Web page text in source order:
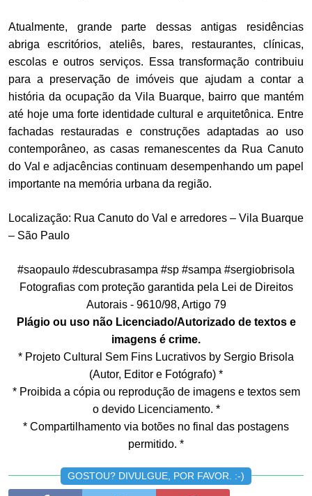
Atualmente, grande parte dessas antigas residências
abriga escritórios, ateliês, bares, restaurantes, clínicas,
escolas e outros serviços. Essa transformação contribuiu
para a preservação de imóveis que ajudam a contar a
história da ocupação da Vila Buarque, bairro que mantém
até hoje uma forte identidade cultural e arquitetônica. Entre
fachadas restauradas e construções adaptadas ao uso
contemporâneo, as casas remanescentes da Rua Canuto
do Val e adjacências continuam desempenhando um papel
importante na memória urbana da região.
Localização: Rua Canuto do Val e arredores – Vila Buarque
– São Paulo
#saopaulo #descubrasampa #sp #sampa #sergiobrisola
Fotografias com proteção garantida pela Lei de Direitos
Autorais - 9610/98, Artigo 79
Plágio ou uso não Licenciado/Autorizado de textos e
imagens é crime.
* Projeto Cultural Sem Fins Lucrativos by Sergio Brisola
(Autor, Editor e Fotógrafo) *
* Proibida a cópia ou reprodução de imagens e textos sem
o devido Licenciamento. *
* Compartilhamento via botões no final das postagens
permitido. *
GOSTOU? DIVULGUE, POR FAVOR. :-)